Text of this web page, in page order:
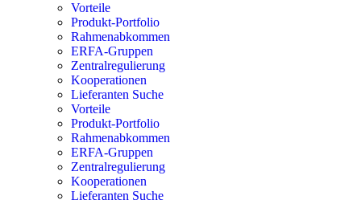
Vorteile
Produkt-Portfolio
Rahmenabkommen
ERFA-Gruppen
Zentralregulierung
Kooperationen
Lieferanten Suche
Vorteile
Produkt-Portfolio
Rahmenabkommen
ERFA-Gruppen
Zentralregulierung
Kooperationen
Lieferanten Suche